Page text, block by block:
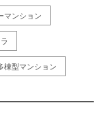
マンション
棟型マンション